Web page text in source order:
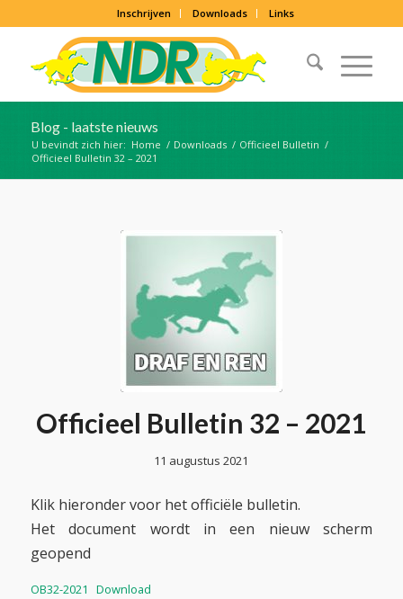
Inschrijven Downloads Links
Blog - laatste nieuws
U bevindt zich hier: Home / Downloads / Officieel Bulletin /
Officieel Bulletin 32 – 2021
Officieel Bulletin 32 – 2021
11 augustus 2021
Klik hieronder voor het officiële bulletin.
Het document wordt in een nieuw scherm
geopend
OB32-2021 Download